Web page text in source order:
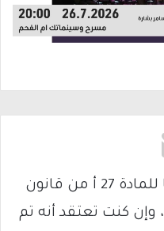
يتم الاستخدام المواد وفقًا للمادة 27 أ من قانون
حقوق التأليف والنشر 2007، وإن كنت تعتقد أنه تم